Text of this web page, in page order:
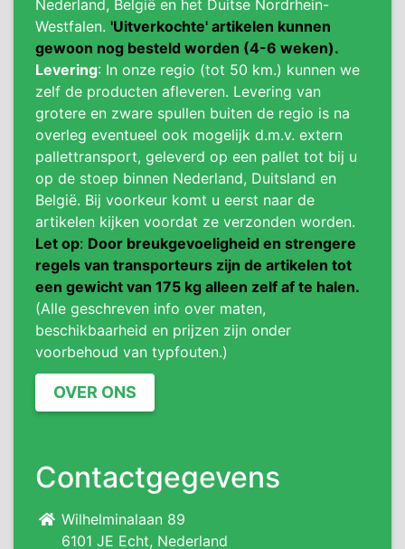
Nederland, België en het Duitse Nordrhein-
Westfalen. 'Uitverkochte' artikelen kunnen
gewoon nog besteld worden (4-6 weken).
Levering: In onze regio (tot 50 km.) kunnen we
zelf de producten afleveren. Levering van
grotere en zware spullen buiten de regio is na
overleg eventueel ook mogelijk d.m.v. extern
pallettransport, geleverd op een pallet tot bij u
op de stoep binnen Nederland, Duitsland en
België. Bij voorkeur komt u eerst naar de
artikelen kijken voordat ze verzonden worden.
Let op: Door breukgevoeligheid en strengere
regels van transporteurs zijn de artikelen tot
een gewicht van 175 kg alleen zelf af te halen.
(Alle geschreven info over maten,
beschikbaarheid en prijzen zijn onder
voorbehoud van typfouten.)
OVER ONS
Contactgegevens
Wilhelminalaan 89
6101 JE Echt, Nederland